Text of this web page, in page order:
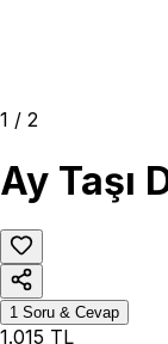
1 / 2
Ay Taşı
1 Soru & Cevap
1.015 TL